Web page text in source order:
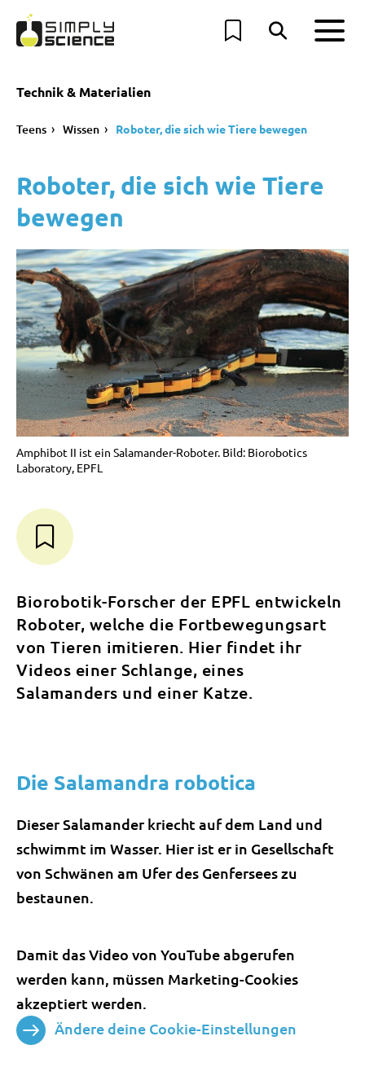
Technik & Materialien
Teens Wissen Roboter, die sich wie Tiere bewegen
Roboter, die sich wie Tiere
bewegen
Amphibot II ist ein Salamander-Roboter. Bild: Biorobotics
Laboratory, EPFL
Biorobotik-Forscher der EPFL entwickeln
Roboter, welche die Fortbewegungsart
von Tieren imitieren. Hier findet ihr
Videos einer Schlange, eines
Salamanders und einer Katze.
Die Salamandra robotica
Dieser Salamander kriecht auf dem Land und
schwimmt im Wasser. Hier ist er in Gesellschaft
von Schwänen am Ufer des Genfersees zu
bestaunen.
Damit das Video von YouTube abgerufen
werden kann, müssen Marketing-Cookies
akzeptiert werden.
Ändere deine Cookie-Einstellungen